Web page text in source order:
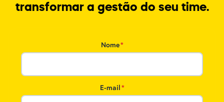
transformar a gestão do seu time.
Nome*
E-mail*